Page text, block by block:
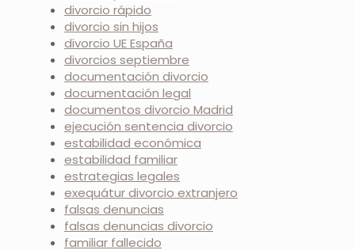
divorcio rápido
divorcio sin hijos
divorcio UE España
divorcios septiembre
documentación divorcio
documentación legal
documentos divorcio Madrid
ejecución sentencia divorcio
estabilidad económica
estabilidad familiar
estrategias legales
exequátur divorcio extranjero
falsas denuncias
falsas denuncias divorcio
familiar fallecido